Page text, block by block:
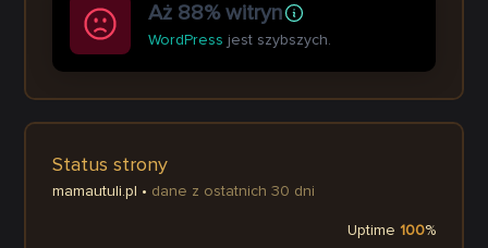
Aż 88% witryn
WordPress jest szybszych.
Status strony
mamautuli.pl • dane z ostatnich 30 dni
Uptime 100%